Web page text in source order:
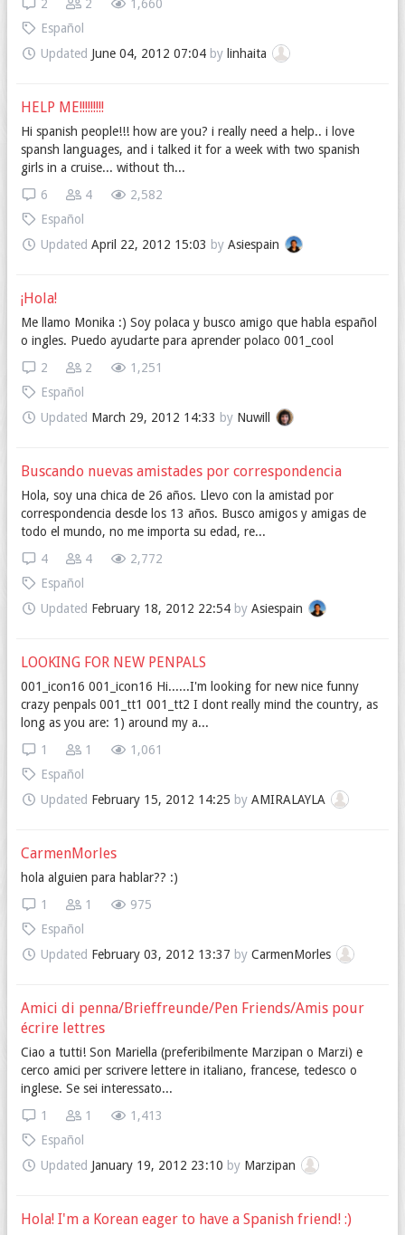
1,660
2
2
Español
Updated June 04, 2012 07:04by linhaita
HELP ME!!!!!!!!!
Hi spanish people!!! how are you? i really need a help.. i love
spansh languages, and i talked it for a week with two spanish
girls in a cruise... without th...
2,582
4
6
Español
Updated April 22, 2012 15:03 by Asiespain
¡Hola!
Me llamo Monika :) Soy polaca y busco amigo que habla español
o ingles. Puedo ayudarte para aprender polaco 001_cool
1,251
2
2
Español
Updated March 29, 2012 14:33 by Nuwill
Buscando nuevas amistades por correspondencia
Hola, soy una chica de 26 años. Llevo con la amistad por
correspondencia desde los 13 años. Busco amigos y amigas de
todo el mundo, no me importa su edad, re...
2,772
4
4
Español
Updated February 18, 2012 22:54by Asiespain
LOOKING FOR NEW PENPALS
001_icon16 001_icon16 Hi......I'm looking for new nice funny
crazy penpals 001_tt1 001_tt2 I dont really mind the country, as
long as you are: 1) around my a...
1,061
1
1
Español
Updated February 15, 2012 14:25 by AMIRALAYLA
CarmenMorles
hola alguien para hablar?? :)
975
1
1
Español
Updated February 03, 2012 13:37 by CarmenMorles
Amici di penna/Brieffreunde/Pen Friends/Amis pour
écrire lettres
Ciao a tutti! Son Mariella (preferibilmente Marzipan o Marzi) e
cerco amici per scrivere lettere in italiano, francese, tedesco o
inglese. Se sei interessato...
1,413
1
1
Español
Updated January 19, 2012 23:10 by Marzipan
Hola! I'm a Korean eager to have a Spanish friend! :)